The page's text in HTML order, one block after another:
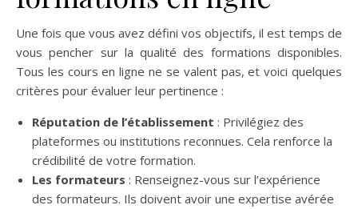
Une fois que vous avez défini vos objectifs, il est temps de
vous pencher sur la qualité des formations disponibles.
Tous les cours en ligne ne se valent pas, et voici quelques
critères pour évaluer leur pertinence :
Réputation de l’établissement : Privilégiez des
plateformes ou institutions reconnues. Cela renforce la
crédibilité de votre formation.
Les formateurs : Renseignez-vous sur l’expérience
des formateurs. Ils doivent avoir une expertise avérée